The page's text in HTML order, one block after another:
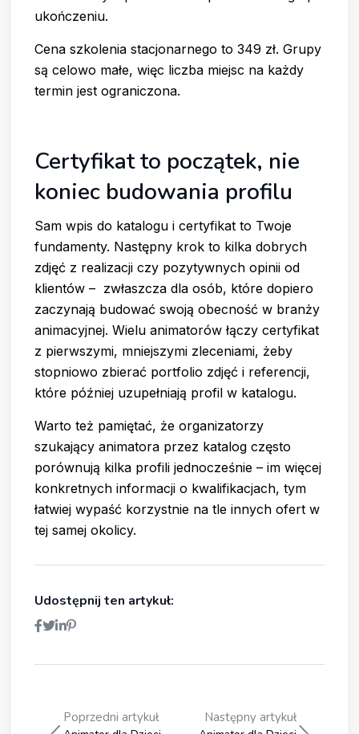
ukończeniu.
Cena szkolenia stacjonarnego to 349 zł. Grupy
są celowo małe, więc liczba miejsc na każdy
termin jest ograniczona.
Certyfikat to początek, nie
koniec budowania profilu
Sam wpis do katalogu i certyfikat to Twoje
fundamenty. Następny krok to kilka dobrych
zdjęć z realizacji czy pozytywnych opinii od
klientów – zwłaszcza dla osób, które dopiero
zaczynają budować swoją obecność w branży
animacyjnej. Wielu animatorów łączy certyfikat
z pierwszymi, mniejszymi zleceniami, żeby
stopniowo zbierać portfolio zdjęć i referencji,
które później uzupełniają profil w katalogu.
Warto też pamiętać, że organizatorzy
szukający animatora przez katalog często
porównują kilka profili jednocześnie – im więcej
konkretnych informacji o kwalifikacjach, tym
łatwiej wypaść korzystnie na tle innych ofert w
tej samej okolicy.
Udostępnij ten artykuł:
Poprzedni artykuł Następny artykuł